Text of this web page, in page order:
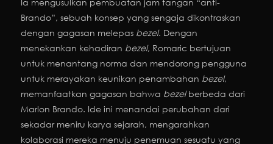
Brando”, sebuah konsep yang sengaja dikontraskan
dengan gagasan melepas bezel. Dengan
menekankan kehadiran bezel, Romaric bertujuan
untuk menantang norma dan mendorong pengguna
untuk merayakan keunikan penambahan bezel,
memanfaatkan gagasan bahwa bezelberbeda dari
Marlon Brando. Ide ini menandai perubahan dari
sekadar meniru karya sejarah, mengarahkan
kolaborasi mereka menuju penemuan sesuatu yang